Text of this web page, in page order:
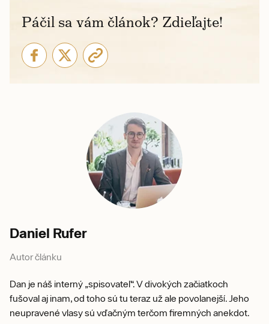
Páčil sa vám článok? Zdieľajte!
Daniel Rufer
Autor článku
Dan je náš interný „spisovateľ“. V divokých začiatkoch
fušoval aj inam, od toho sú tu teraz už ale povolanejší. Jeho
neupravené vlasy sú vďačným terčom firemných anekdot.